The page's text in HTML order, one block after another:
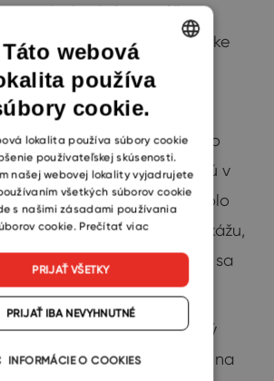
ako konkrétne môže
v reálnom prevádzke
sme písali v článkuCRM v
stráži obchody za vás.
podá výpoveď, jeho
história zostanú v
uvidí na pár kliknutí, čo bolo
Reporty okamžite ukážu,
obrat, ale tri mesiace im sa
Outlookmení nástroj, ktorý
rovnako celý deň otvorený, na
ENGLISH
SLOVAK
Táto webová
používa
cookie.
lokalita používa súbory cookie
používateľskej skúsenosti.
našej webovej lokality vyjadrujete
všetkých súborov cookie
s našimi zásadami používania
cookie. Prečítať viac
PRIJAŤ VŠETKY
PRIJAŤ IBA NEVYHNUTNÉ
INFORMÁCIE O COOKIES